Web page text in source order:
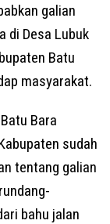
galian
di Desa Lubuk
Batu
masyarakat.
Bara
sudah
tentang galian
bahu jalan